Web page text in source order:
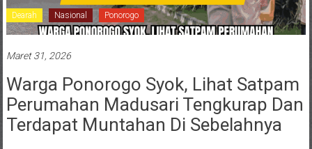
Dearah Nasional Ponorogo
Maret 31, 2026
Warga Ponorogo Syok, Lihat Satpam
Perumahan Madusari Tengkurap Dan
Terdapat Muntahan Di Sebelahnya